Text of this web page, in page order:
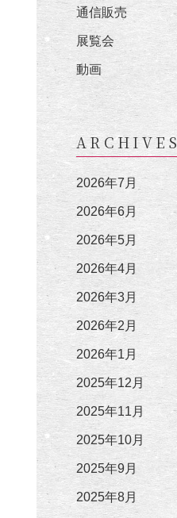
通信販売
展覧会
動画
ARCHIVES
2026年7月
2026年6月
2026年5月
2026年4月
2026年3月
2026年2月
2026年1月
2025年12月
2025年11月
2025年10月
2025年9月
2025年8月